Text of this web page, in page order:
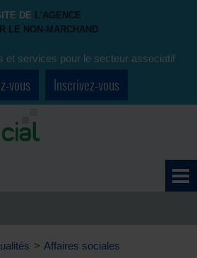
DE L'AGENCE
LE NON-MARCHAND
et services pour le secteur associatif
vous Inscrivez-vous
> Affaires sociales